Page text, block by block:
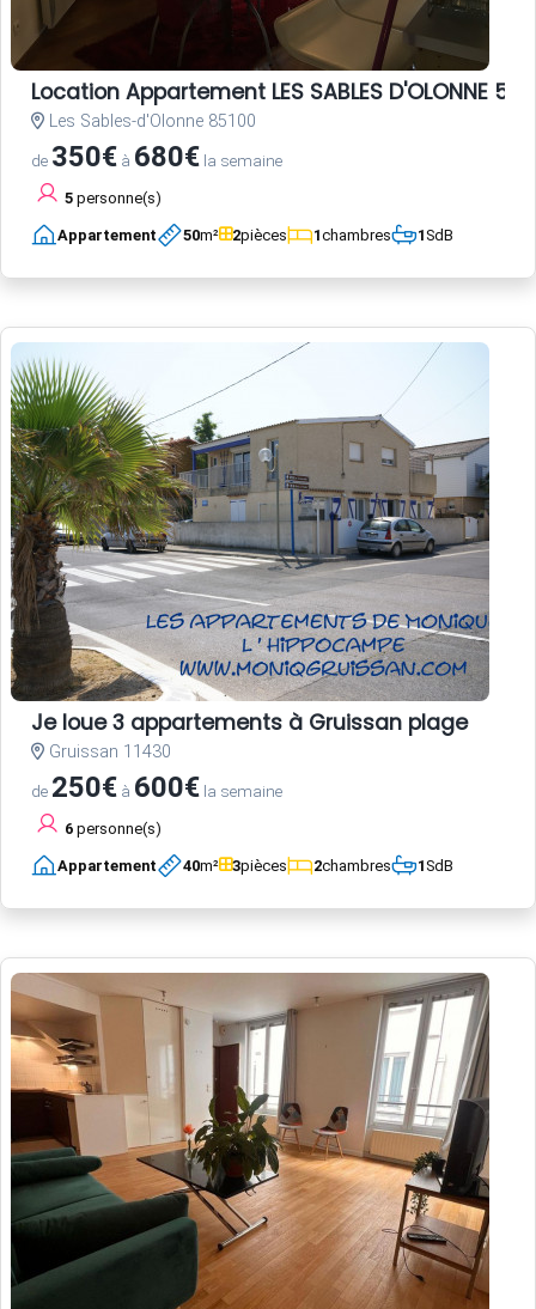
Location Appartement LES SABLES D'OLONNE 5
Les Sables-d'Olonne 85100
de 350€ à 680€ la semaine
5 personne(s)
Appartement 50m² 2pièces 1chambres 1SdB
Je loue 3 appartements à Gruissan plage
Gruissan 11430
de 250€ à 600€ la semaine
6 personne(s)
Appartement 40m² 3pièces 2chambres 1SdB